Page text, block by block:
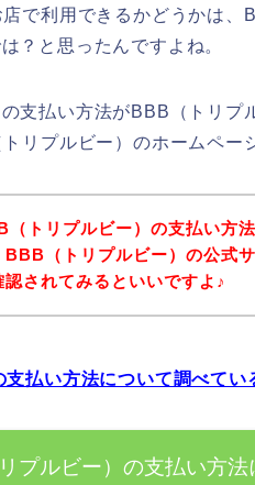
で利用できるかどうかは、
？と思ったんですよね。
支払い方法がBBB（トリプ
リプルビー）のホームペー
（トリプルビー）の支払い方
BBB（トリプルビー）の公式
認されてみるといいですよ♪
払い方法について調べてい
プルビー）の支払い方